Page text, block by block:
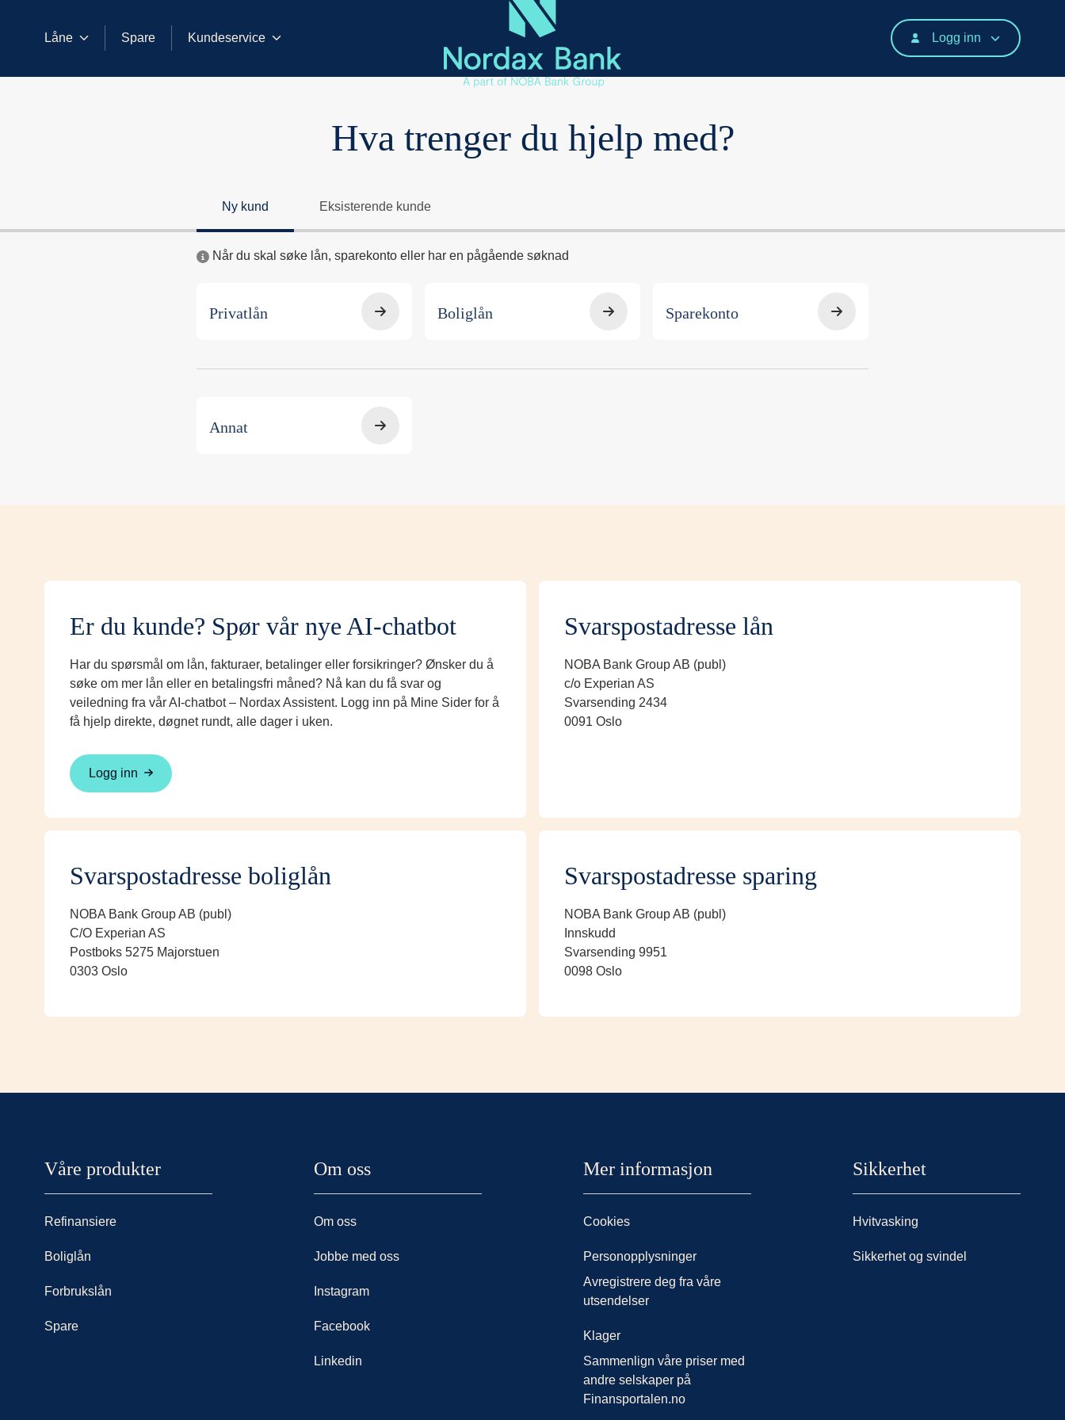
Låne Spare Kundeservice Logg inn
Kontakt
Hva trenger du hjelp med?
Ny kund Eksisterende kunde
Når du skal søke lån, sparekonto eller har en pågående søknad
Privatlån Boliglån Sparekonto
Annat
Er du kunde? Spør vår nye AI-chatbot
Har du spørsmål om lån, fakturaer, betalinger eller forsikringer? Ønsker du å
søke om mer lån eller en betalingsfri måned? Nå kan du få svar og
veiledning fra vår AI-chatbot – Nordax Assistent. Logg inn på Mine Sider for å
få hjelp direkte, døgnet rundt, alle dager i uken.
Logg inn
Svarspostadresse lån
NOBA Bank Group AB (publ)
c/o Experian AS
Svarsending 2434
0091 Oslo
Svarspostadresse boliglån
NOBA Bank Group AB (publ)
C/O Experian AS
Postboks 5275 Majorstuen
0303 Oslo
Svarspostadresse sparing
NOBA Bank Group AB (publ)
Innskudd
Svarsending 9951
0098 Oslo
Nordax sidor
Våre produkter
Refinansiere
Boliglån
Forbrukslån
Spare
Om oss
Om oss
Jobbe med oss
Instagram
Facebook
Linkedin
Mer informasjon
Cookies
Personopplysninger
Avregistrere deg fra våre
utsendelser
Klager
Sammenlign våre priser med
andre selskaper på
Finansportalen.no
Sikkerhet
Hvitvasking
Sikkerhet og svindel